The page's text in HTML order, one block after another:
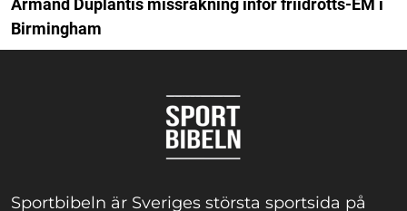
Armand Duplantis missräkning inför friidrotts-EM i
Birmingham
Sportbibeln är Sveriges största sportsida på